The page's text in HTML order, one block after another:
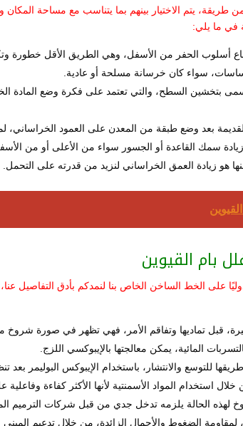
طريقة، يتم الاختيار بينهم بما يتناسب مع مساحة
في ما يلي:
أسلوب الحفر من الأسفل، وهي الطريق الأقل خطورة
سواء كان خرسانة مسلحة أو عادية.
بتخشين السطح، والتي تعتمد على فكرة وضع المادة
بعد وضع طبقة من المعدن على العمود الخراساني،
سمك القاعدة أو الجسور سواء من الأعلى أو من
هو زيادة العمق الخراساني لنزيد من قدرته على التحمل.
بام القيوين
على الخط الساخن الخاص بنا لنمدكم بأدق التفاصيل
قبل تماديها وتفاقم الأمر، فهي تظهر في صورة شروخ
المائية، يمكن معالجتها بالإيبوكسي اللزج.
للتوسع والانتشار، باستخدام الإيبوكس البوليمر بعد
استخدام المواد الأسمنتية لأنها الأكثر كفاءة
لهذه الحالة يلزمه تدخل جدي من قبل شركات الترميم
لمقاومة الضغوط والأحمال الزائدة، من خلال تدعيم